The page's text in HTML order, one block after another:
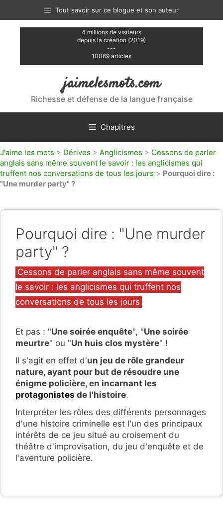
contenu
Tout savoir sur ce blogue et son auteur
4 millions de visiteurs
depuis la création (2019)
---
10069 articles
jaimelesmots.com
Richesse et défense de la langue française
Chapitres
J'aime les mots > Dérives > Anglicismes > Cessons de parler
anglais sans même souvent le savoir : les anglicismes qui
truffent nos conversations de tous les jours > Pourquoi dire :
"Une murder party" ?
Pourquoi dire : "Une murder
party" ?
Catégories
Cessons de parler anglais sans même souvent
le savoir : les anglicismes qui truffent nos
conversations de tous les jours
Et pas : "Une soirée enquête", "Une soirée
meurtre" ou "Un huis clos mystère" !
Il s'agit en effet d'un jeu de rôle grandeur
nature, ayant pour but de résoudre une
énigme policière, en incarnant les
protagonistes de l'histoire.
Interpréter les rôles des différents personnages
d'une histoire criminelle est l'un des principaux
intérêts de ce jeu situé au croisement du
théâtre d'improvisation, du jeu d'enquête et de
l'aventure policière.